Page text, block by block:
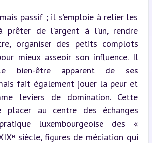
passif ; il s’emploie à relier les
prêter de l’argent à l’un, rendre
organiser des petits complots
mieux asseoir son influence. Il
bien-être apparent de ses
fait également jouer la peur et
leviers de domination. Cette
placer au centre des échanges
luxembourgeoise des «
siècle, figures de médiation qui